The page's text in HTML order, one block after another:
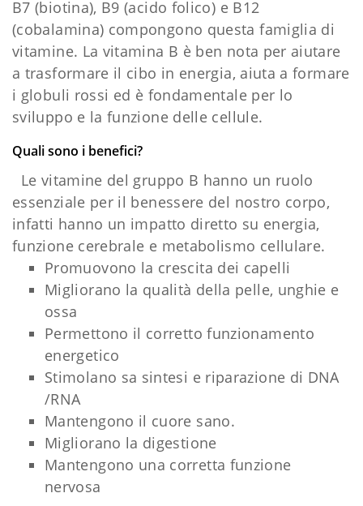
B7 (biotina), B9 (acido folico) e B12
(cobalamina) compongono questa famiglia di
vitamine. La vitamina B è ben nota per aiutare
a trasformare il cibo in energia, aiuta a formare
i globuli rossi ed è fondamentale per lo
sviluppo e la funzione delle cellule.
Quali sono i benefici?
Le vitamine del gruppo B hanno un ruolo
essenziale per il benessere del nostro corpo,
infatti hanno un impatto diretto su energia,
funzione cerebrale e metabolismo cellulare.
Promuovono la crescita dei capelli
Migliorano la qualità della pelle, unghie e
ossa
Permettono il corretto funzionamento
energetico
Stimolano sa sintesi e riparazione di DNA
/RNA
Mantengono il cuore sano.
Migliorano la digestione
Mantengono una corretta funzione
nervosa